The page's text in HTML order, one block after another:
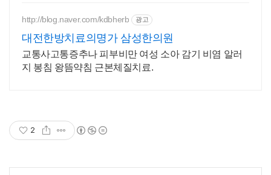
http://blog.naver.com/kdbherb 광고
대전한방치료의명가 삼성한의원
교통사고통증추나 피부비만 여성 소아 감기 비염 알러
지 봉침 왕뜸약침 근본체질치료.
2